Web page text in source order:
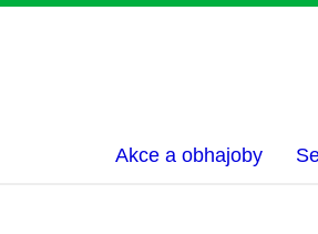
Akce a obhajoby